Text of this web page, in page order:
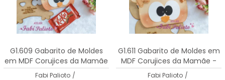
G1.609 Gabarito de Moldes
em MDF Corujices da Mamãe
- Porta Kit Kat
Fabi Palioto /
G1.611 Gabarito de Moldes em
MDF Corujices da Mamãe -
Porta Barra de Chocolate
Fabi Palioto /